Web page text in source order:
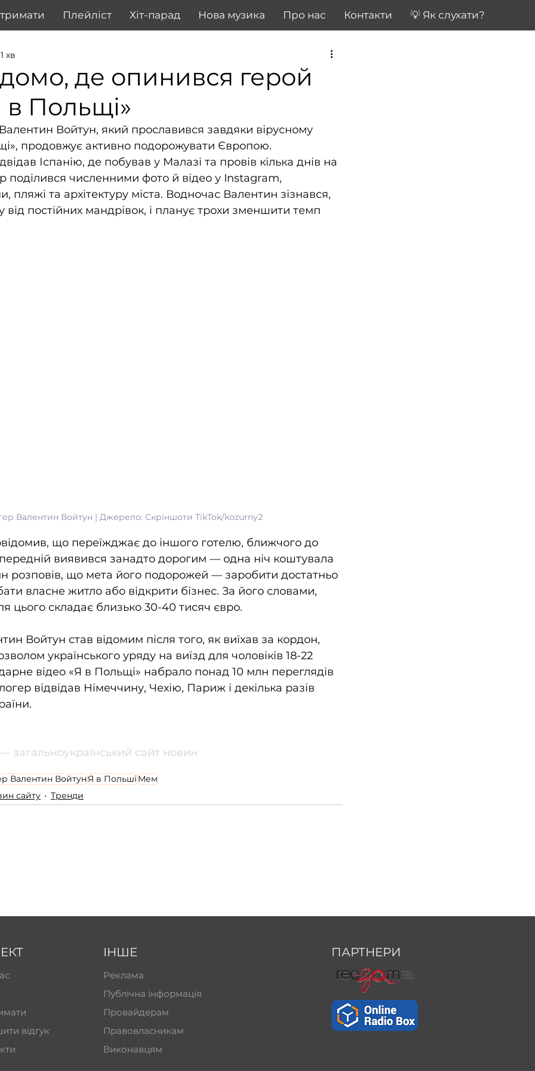
Плейліст Хіт-парад Нова музика Про нас Контакти 💡 Як слухати?
де опинився герой
Польщі»
хв
Войтун, який прославився завдяки вірусному
продовжує активно подорожувати Європою.
Іспанію, де побував у Малазі та провів кілька днів на
поділився численними фото й відео у Instagram,
пляжі та архітектуру міста. Водночас Валентин зізнався,
від постійних мандрівок, і планує трохи зменшити темп
Валентин Войтун | Джерело: Скріншоти TikTok/kozurny2
що переїжджає до іншого готелю, ближчого до
виявився занадто дорогим — одна ніч коштувала
розповів, що мета його подорожей — заробити достатньо
власне житло або відкрити бізнес. За його словами,
цього складає близько 30-40 тисяч євро.
Войтун став відомим після того, як виїхав за кордон,
українського уряду на виїзд для чоловіків 18-22
відео «Я в Польщі» набрало понад 10 млн переглядів
відвідав Німеччину, Чехію, Париж і декілька разів
сайт новин
Валентин ВойтунЯ в ПольшіМем
сайту
Тренди
відгук
ІНШЕ
Реклама
Публічна інформація
Провайдерам
Правовласникам
Виконавцям
ПАРТНЕРИ